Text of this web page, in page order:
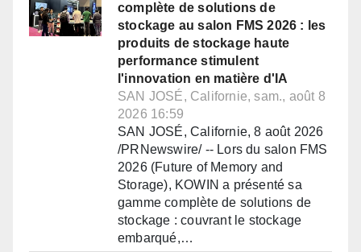
complète de solutions de
stockage au salon FMS 2026 : les
produits de stockage haute
performance stimulent
l'innovation en matière d'IA
SAN JOSÉ, Californie, sam., août 8
2026 16:59
SAN JOSÉ, Californie, 8 août 2026
/PRNewswire/ -- Lors du salon FMS
2026 (Future of Memory and
Storage), KOWIN a présenté sa
gamme complète de solutions de
stockage : couvrant le stockage
embarqué,…